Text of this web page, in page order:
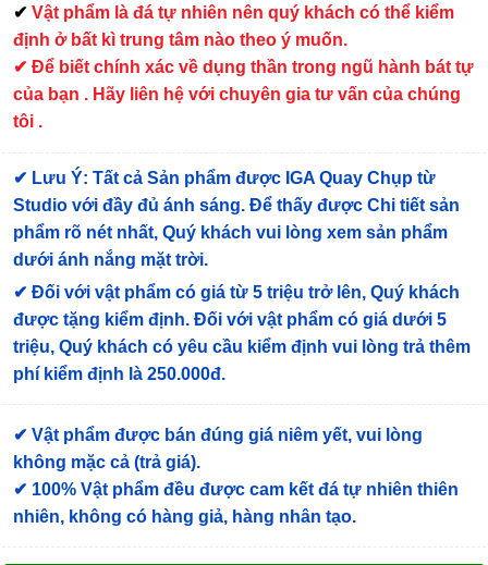
✔ Vật phẩm là đá tự nhiên nên quý khách có thể kiểm
định ở bất kì trung tâm nào theo ý muốn.
✔ Để biết chính xác về dụng thần trong ngũ hành bát tự
của bạn . Hãy liên hệ với chuyên gia tư vấn của chúng
tôi .
✔ Lưu Ý: Tất cả Sản phẩm được IGA Quay Chụp từ
Studio với đầy đủ ánh sáng. Để thấy được Chi tiết sản
phẩm rõ nét nhất, Quý khách vui lòng xem sản phẩm
dưới ánh nắng mặt trời.
✔ Đối với vật phẩm có giá từ 5 triệu trở lên, Quý khách
được tặng kiểm định. Đối với vật phẩm có giá dưới 5
triệu, Quý khách có yêu cầu kiểm định vui lòng trả thêm
phí kiểm định là 250.000đ.
✔ Vật phẩm được bán đúng giá niêm yết, vui lòng
không mặc cả (trả giá).
✔ 100% Vật phẩm đều được cam kết đá tự nhiên thiên
nhiên, không có hàng giả, hàng nhân tạo.